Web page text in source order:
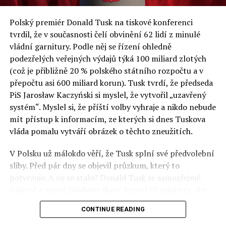
a východní Evropě.
Otázky spojené s vývojem umělé inteligence budou na
fóru AI zvláště diskutovanou oblastí. Fórum AI bude
zahrnovat vyhrazenou tematickou trať skládající se z
panelů, prezentací, workshopů a speciálních akcí.
Budou diskutovány klíčové otázky vlivu umělé
inteligence ve společnosti, ale i v sektoru veřejných a
komerčních služeb. Budou se diskutovat problémy a
výzvy, kterým bude muset trh čelit tváří v tvář zásadním
technologickým změnám. Účastníci fóra také zváží, do
technologií umělé inteligence v mnoha oblastech života
umožní Evropské unii obnovit konkurenceschopnost ve
vztahu ke globálním ekonomikám a nutnosti zajistit
Polský premiér Donald Tusk na tiskové konferenci
tvrdil, že v současnosti čelí obvinění 62 lidí z minulé
vládní garnitury. Podle něj se řízení ohledně
podezřelých veřejných výdajů týká 100 miliard zlotých
(což je přibližně 20 % polského státního rozpočtu a v
přepočtu asi 600 miliard korun). Tusk tvrdí, že předseda
PiS Jarosław Kaczyński si myslel, že vytvořil „uzavřený
systém“. Myslel si, že příští volby vyhraje a nikdo nebude
mít přístup k informacím, ze kterých si dnes Tuskova
vláda pomalu vytváří obrázek o těchto zneužitích.
V Polsku už málokdo věří, že Tusk splní své předvolební
sliby. Před pár dny se objevil průzkum, který to
potvrzuje. A co se stalo? Donald Tusk se samozřejmě
před kamerami podepsali dohodu o stíhání členů PiS, a
ti poslušně ono divadlo předvedli. Andrzej Domański
CONTINUE READING